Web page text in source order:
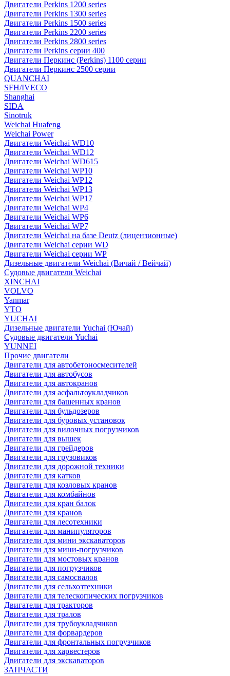
Двигатели Perkins 1200 series
Двигатели Perkins 1300 series
Двигатели Perkins 1500 series
Двигатели Perkins 2200 series
Двигатели Perkins 2800 series
Двигатели Perkins серии 400
Двигатели Перкинс (Perkins) 1100 серии
Двигатели Перкинс 2500 серии
QUANCHAI
SFH/IVECO
Shanghai
SIDA
Sinotruk
Weichai Huafeng
Weichai Power
Двигатели Weichai WD10
Двигатели Weichai WD12
Двигатели Weichai WD615
Двигатели Weichai WP10
Двигатели Weichai WP12
Двигатели Weichai WP13
Двигатели Weichai WP17
Двигатели Weichai WP4
Двигатели Weichai WP6
Двигатели Weichai WP7
Двигатели Weichai на базе Deutz (лицензионные)
Двигатели Weichai серии WD
Двигатели Weichai серии WP
Дизельные двигатели Weichai (Вичай / Вейчай)
Судовые двигатели Weichai
XINCHAI
VOLVO
Yanmar
YTO
YUCHAI
Дизельные двигатели Yuchai (Ючай)
Судовые двигатели Yuchai
YUNNEI
Прочие двигатели
Двигатели для автобетоносмесителей
Двигатели для автобусов
Двигатели для автокранов
Двигатели для асфальтоукладчиков
Двигатели для башенных кранов
Двигатели для бульдозеров
Двигатели для буровых установок
Двигатели для вилочных погрузчиков
Двигатели для вышек
Двигатели для грейдеров
Двигатели для грузовиков
Двигатели для дорожной техники
Двигатели для катков
Двигатели для козловых кранов
Двигатели для комбайнов
Двигатели для кран балок
Двигатели для кранов
Двигатели для лесотехники
Двигатели для манипуляторов
Двигатели для мини экскаваторов
Двигатели для мини-погрузчиков
Двигатели для мостовых кранов
Двигатели для погрузчиков
Двигатели для самосвалов
Двигатели для сельхозтехники
Двигатели для телескопических погрузчиков
Двигатели для тракторов
Двигатели для тралов
Двигатели для трубоукладчиков
Двигатели для форвардеров
Двигатели для фронтальных погрузчиков
Двигатели для харвестеров
Двигатели для экскаваторов
ЗАПЧАСТИ